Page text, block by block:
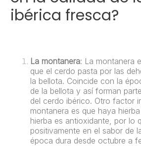
ibérica fresca?
La montanera: La montanera
que el cerdo pasta por las
la bellota. Coincide con la
de la bellota y así forman
del cerdo ibérico. Otro factor
montanera es que haya
hierba es antioxidante, por lo
positivamente en el sabor de
época dura desde octubre a